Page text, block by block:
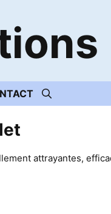
attrayantes,